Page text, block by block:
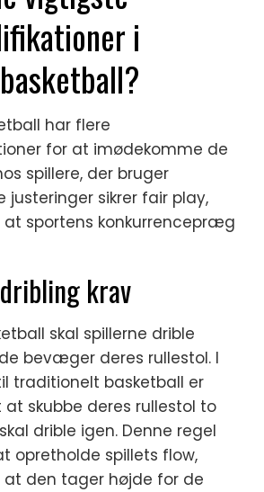
i
har flere
for at imødekomme de
spillere, der bruger
justeringer sikrer fair play,
sportens konkurrencepræg
krav
skal spillerne drible
bevæger deres rullestol. I
traditionelt basketball er
skubbe deres rullestol to
drible igen. Denne regel
opretholde spillets flow,
den tager højde for de